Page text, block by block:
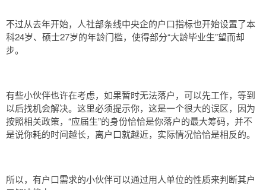
不过从去年开始，人社部条线中央企的户口指标也开始设置了本
科24岁、硕士27岁的年龄门槛，使得部分“大龄毕业生”望而却
步。
有些小伙伴也许在考虑，如果暂时无法落户，可以先工作，等到
以后找机会解决。这里必须提示你，这是一个很大的误区，因为
按照相关政策，“应届生”的身份恰恰是你落户的最大筹码，并不
是说你耗的时间越长，离户口就越近，实际情况恰恰是相反的。
所以，有户口需求的小伙伴可以通过用人单位的性质来判断其户